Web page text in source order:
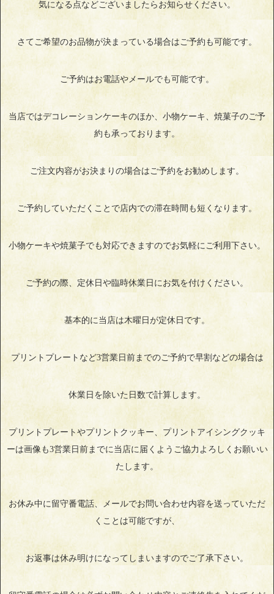
気になる点などございましたらお知らせください。
さてご希望のお品物が決まっている場合はご予約も可能です。
ご予約はお電話やメールでも可能です。
当店ではデコレーションケーキのほか、小物ケーキ、焼菓子のご予
約も承っております。
ご注文内容がお決まりの場合はご予約をお勧めします。
ご予約していただくことで店内での滞在時間も短くなります。
小物ケーキや焼菓子でも対応できますのでお気軽にご利用下さい。
ご予約の際、定休日や臨時休業日にお気を付けください。
基本的に当店は木曜日が定休日です。
プリントプレートなど3営業日前までのご予約で早割などの場合は
休業日を除いた日数で計算します。
プリントプレートやプリントクッキー、プリントアイシングクッキ
ーは画像も3営業日前までに当店に届くようご協力よろしくお願いい
たします。
お休み中に留守番電話、メールでお問い合わせ内容を送っていただ
くことは可能ですが、
お返事は休み明けになってしまいますのでご了承下さい。